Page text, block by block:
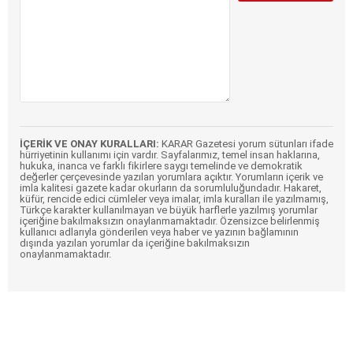
İÇERİK VE ONAY KURALLARI: KARAR Gazetesi yorum sütunları ifade
hürriyetinin kullanımı için vardır. Sayfalarımız, temel insan haklarına,
hukuka, inanca ve farklı fikirlere saygı temelinde ve demokratik
değerler çerçevesinde yazılan yorumlara açıktır. Yorumların içerik ve
imla kalitesi gazete kadar okurların da sorumluluğundadır. Hakaret,
küfür, rencide edici cümleler veya imalar, imla kuralları ile yazılmamış,
Türkçe karakter kullanılmayan ve büyük harflerle yazılmış yorumlar
içeriğine bakılmaksızın onaylanmamaktadır. Özensizce belirlenmiş
kullanıcı adlarıyla gönderilen veya haber ve yazının bağlamının
dışında yazılan yorumlar da içeriğine bakılmaksızın
onaylanmamaktadır.